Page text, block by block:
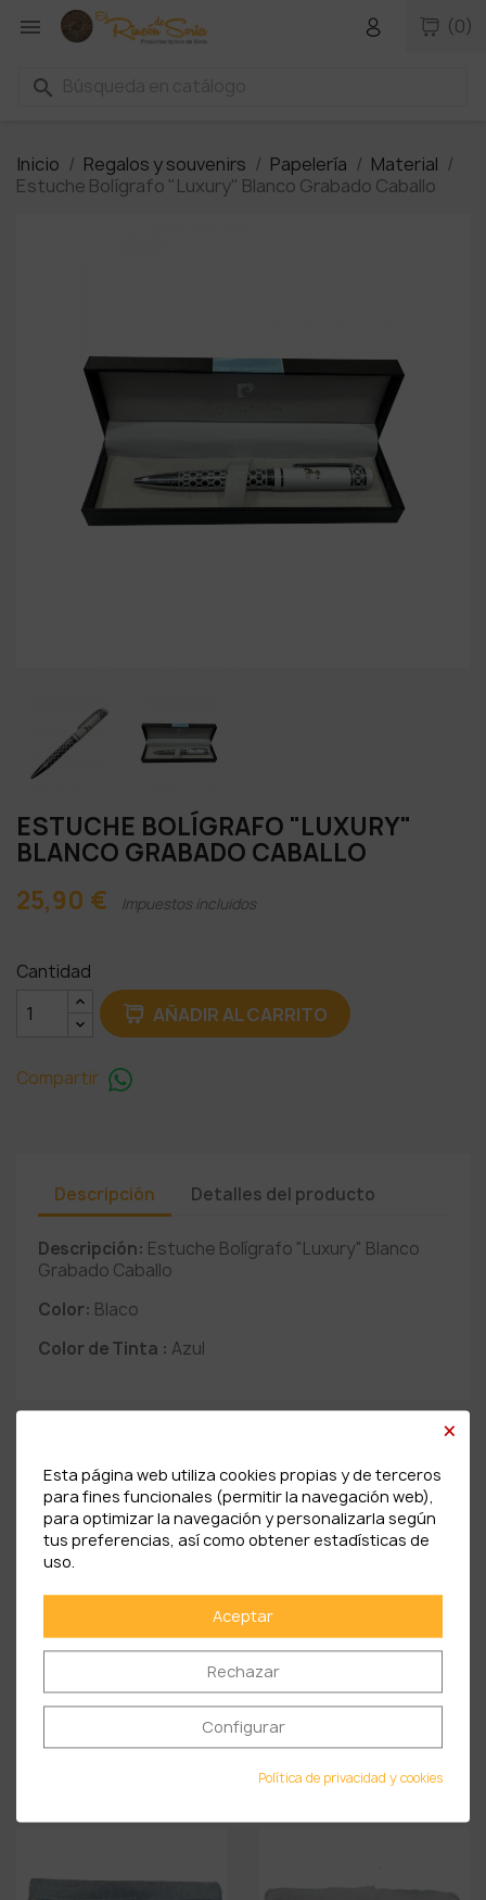
 (0)
search
Inicio Regalos y souvenirs Papelería
Material
Estuche Bolígrafo "Luxury" Blanco Grabado Caballo
ESTUCHE BOLÍGRAFO "LUXURY"
BLANCO GRABADO CABALLO
25,90 €
Impuestos incluidos
Cantidad
AÑADIR AL CARRITO
Compartir
Descripción Detalles del producto
Descripción: Estuche Bolígrafo "Luxury" Blanco
Grabado Caballo
Color: Blaco
Color de Tinta : Azul
Estuche Plano Caballo De... Estuche Plano Caballo De...
4,95 €
×
Esta página web utiliza cookies propias y de terceros
para fines funcionales (permitir la navegación web),
para optimizar la navegación y personalizarla según
tus preferencias, así como obtener estadísticas de
uso.
Aceptar
Rechazar
Configurar
Política de privacidad y cookies